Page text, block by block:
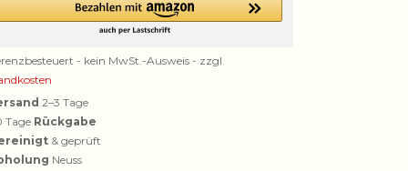
- kein MwSt.-Ausweis - zzgl.
2–3 Tage
Tage Rückgabe
& geprüft
Neuss